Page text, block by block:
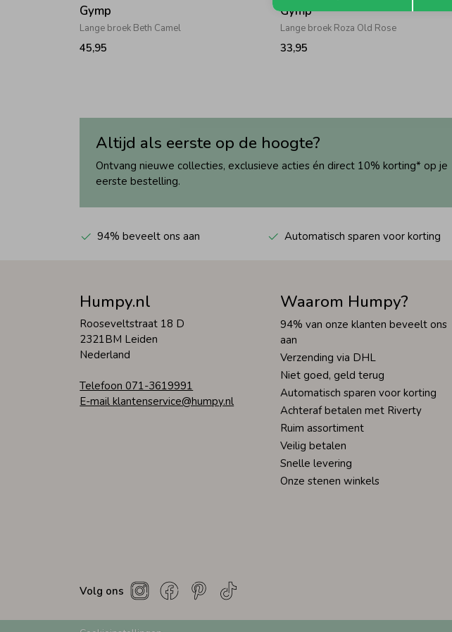
Gymp
Lange broek Beth Camel
45,95
Gymp
Lange broek Roza Old Rose
33,95
Altijd als eerste op de hoogte?
Ontvang nieuwe collecties, exclusieve acties én direct 10% korting* op je
eerste bestelling.
94% beveelt ons aan Automatisch sparen voor korting
Humpy.nl
Rooseveltstraat 18 D
2321BM Leiden
Nederland
Telefoon 071-3619991
E-mail klantenservice@humpy.nl
Waarom Humpy?
94% van onze klanten beveelt ons
aan
Verzending via DHL
Niet goed, geld terug
Automatisch sparen voor korting
Achteraf betalen met Riverty
Ruim assortiment
Veilig betalen
Snelle levering
Onze stenen winkels
Volg ons